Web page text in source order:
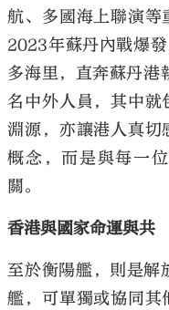
航、多國海上聯演等
2023年蘇丹內戰爆
多海里，直奔蘇丹港
名中外人員，其中就
淵源，亦讓港人真切
概念，而是與每一
關。
香港與國家命運與共
至於衡陽艦，則是
艦，可單獨或協同其